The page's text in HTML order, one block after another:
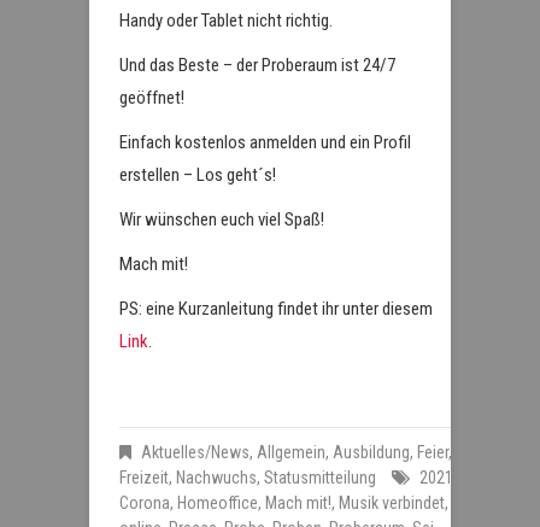
Handy oder Tablet nicht richtig.
Und das Beste – der Proberaum ist 24/7
geöffnet!
Einfach kostenlos anmelden und ein Profil
erstellen – Los geht´s!
Wir wünschen euch viel Spaß!
Mach mit!
PS: eine Kurzanleitung findet ihr unter diesem
Link.
Aktuelles/News, Allgemein, Ausbildung, Feier,
Freizeit, Nachwuchs, Statusmitteilung 2021
Corona, Homeoffice, Mach mit!, Musik verbindet,